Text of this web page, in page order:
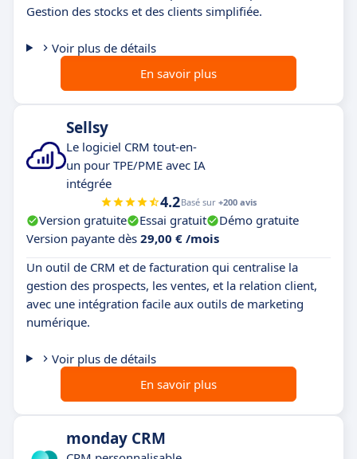
Gestion des stocks et des clients simplifiée.
Voir plus de détails
En savoir plus
Sellsy
Le logiciel CRM tout-en-
un pour TPE/PME avec IA
intégrée
4.2Basé sur +200 avis
Version gratuite Essai gratuit
Démo gratuite
Version payante dès 29,00 € /mois
Un outil de CRM et de facturation qui centralise la
gestion des prospects, les ventes, et la relation client,
avec une intégration facile aux outils de marketing
numérique.
Voir plus de détails
En savoir plus
monday CRM